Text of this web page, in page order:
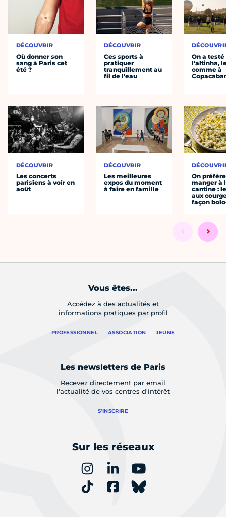
DÉCOUVRIR
Où donner son
sang à Paris cet
été ?
DÉCOUVRIR
Les concerts
parisiens à voir en
août
DÉCOUVRIR
Ces sports à
pratiquer
tranquillement au
fil de l’eau
DÉCOUVRIR
Les meilleures
expos du moment
à faire en famille
On a testé
l’altinha,
comme à
On préfère
manger à
cantine :
aux
façon
Vous êtes...
Accédez à des actualités et
informations pratiques par profil
PROFESSIONNEL ASSOCIATION JEUNE
Les newsletters de Paris
Recevez directement par email
l'actualité de vos centres d'intérêt
S'INSCRIRE
Sur les réseaux